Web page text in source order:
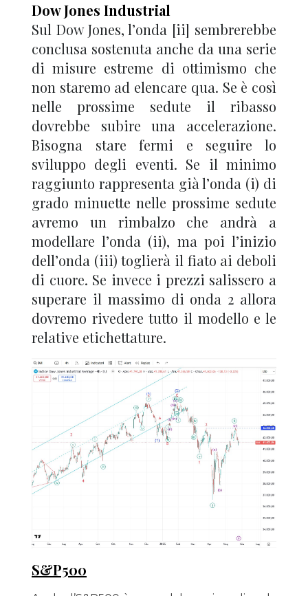
Dow Jones Industrial
Sul Dow Jones, l’onda [ii] sembrerebbe
conclusa sostenuta anche da una serie
di misure estreme di ottimismo che
non staremo ad elencare qua. Se è così
nelle prossime sedute il ribasso
dovrebbe subire una accelerazione.
Bisogna stare fermi e seguire lo
sviluppo degli eventi. Se il minimo
raggiunto rappresenta già l’onda (i) di
grado minuette nelle prossime sedute
avremo un rimbalzo che andrà a
modellare l’onda (ii), ma poi l’inizio
dell’onda (iii) toglierà il fiato ai deboli
di cuore. Se invece i prezzi salissero a
superare il massimo di onda 2 allora
dovremo rivedere tutto il modello e le
relative etichettature.
S&P500